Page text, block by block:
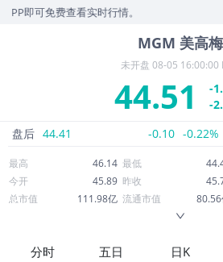
免费查看实时行情。
MGM 美高梅
未开盘 08-05 16:00:00
44.51
-
-
盘后 44.41 -0.10 -0.22%
最高 46.14 最低
今开
45.89 昨收
总市值
111.98亿 流通市值
52周最高
51.59
分时 五日 日K